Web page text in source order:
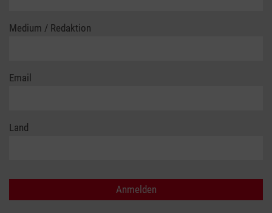
Medium / Redaktion
Email
Land